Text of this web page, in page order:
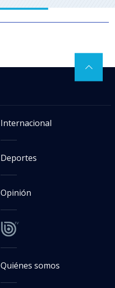
Internacional
Deportes
Opinión
Quiénes somos